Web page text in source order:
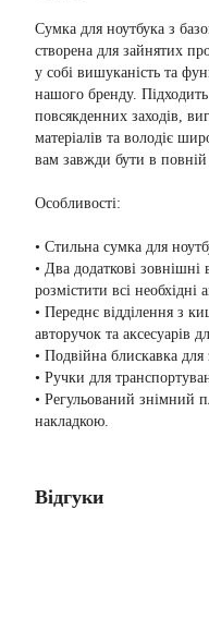
Сумка для ноутбука з
створена для зайнятих
у собі вишуканість та
нашого бренду.
повсякденних заходів,
матеріалів та володіє
вам завжди бути в повній
Особливості:
• Стильна сумка для
• Два додаткові
розмістити всі
• Переднє відділення з
авторучок та аксесуарів
• Подвійна блискавка
• Ручки для
• Регульований знімний
накладкою.
Відгуки